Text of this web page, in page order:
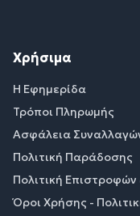
Χρήσιμα
Η Εφημερίδα
Τρόποι Πληρωμής
Ασφάλεια
Πολιτική Παράδοσης
Πολιτική
Όροι Χρήσης -